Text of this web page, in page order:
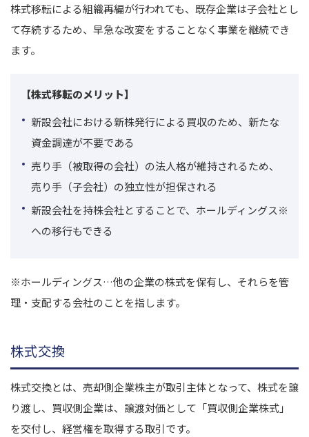
株式移転による組織再編が行われても、既存企業は子会社とし
て存続するため、早急な改変をすることなく事業を継続でき
ます。
【株式移転のメリット】
新設会社における新株発行による買収のため、新たな
資金調達が不要である
売り手（被取得の会社）の法人格が維持されるため、
売り手（子会社）の独立性が担保される
新設会社を持株会社とすることで、ホールディングス※
への移行もできる
※ホールディングス…他の企業の株式を保有し、それらを管
理・支配する会社のことを指します。
株式交換
株式交換とは、売却側企業株主が取引主体となって、株式を譲
り渡し、買収側企業は、譲渡対価として「買収側企業株式」
を交付し、経営権を取得する取引です。